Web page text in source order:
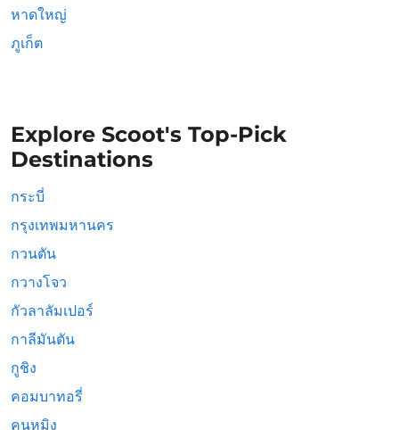
หาดใหญ่
ภูเก็ต
Explore Scoot's Top-Pick
Destinations
กระบี่
กรุงเทพมหานคร
กวนตัน
กวางโจว
กัวลาลัมเปอร์
กาลีมันตัน
กูชิง
คอมบาทอรี่
คุนหมิง